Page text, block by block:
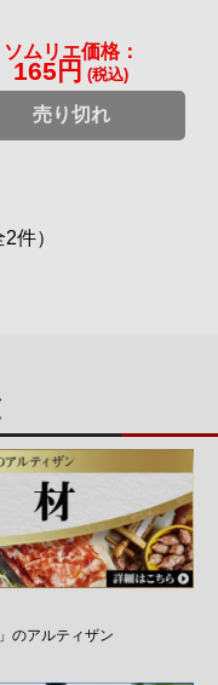
ソムリエ価格：
165円 (税込)
売り切れ
件）
のアルティザン